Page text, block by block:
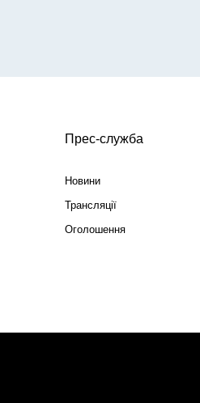
Прес-служба
Новини
Трансляції
Оголошення